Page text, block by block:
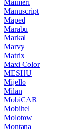
Maimeri
Manuscript
Maped
Marabu
Markal
Marvy
Matrix
Maxi Color
MESHU
Mijello
Milan
MobiCAR
Mobihel
Molotow
Montana